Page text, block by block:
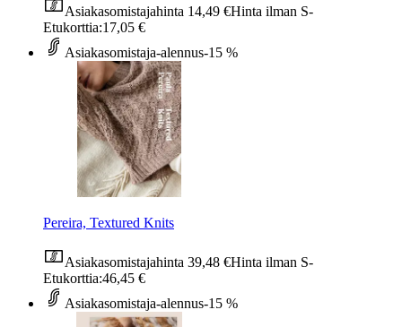
Asiakasomistajahinta 14,49 €Hinta ilman S-
Etukorttia:17,05 €
Asiakasomistaja-alennus-15 %
Pereira, Textured Knits
Asiakasomistajahinta 39,48 €Hinta ilman S-
Etukorttia:46,45 €
Asiakasomistaja-alennus-15 %